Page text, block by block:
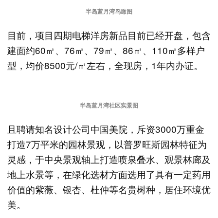
半岛蓝月湾鸟瞰图
目前，项目四期电梯洋房新品目前已经开盘，包含
建面约60㎡、76㎡、79㎡、86㎡、110㎡多样户
型，均价8500元/㎡左右，全现房，1年内办证。
半岛蓝月湾社区实景图
且聘请知名设计公司中国美院，斥资3000万重金
打造7万平米的园林景观，以普罗旺斯园林特征为
灵感，于中央景观轴上打造喷泉叠水、观景林廊及
地上水景等，在绿化选材方面选用了具有一定药用
价值的紫薇、银杏、杜仲等名贵树种，居住环境优
美。